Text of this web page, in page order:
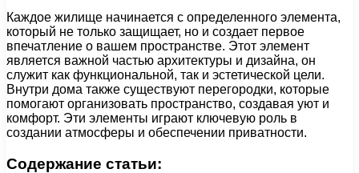
Каждое жилище начинается с определенного элемента,
который не только защищает, но и создает первое
впечатление о вашем пространстве. Этот элемент
является важной частью архитектуры и дизайна, он
служит как функциональной, так и эстетической цели.
Внутри дома также существуют перегородки, которые
помогают организовать пространство, создавая уют и
комфорт. Эти элементы играют ключевую роль в
создании атмосферы и обеспечении приватности.
Содержание статьи: